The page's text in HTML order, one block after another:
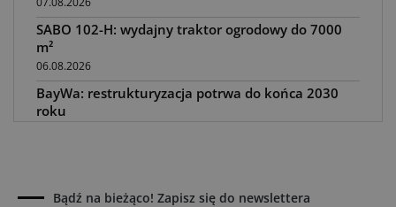
SABO 102-H: wydajny traktor ogrodowy do 7000
m²
06.08.2026
BayWa: restrukturyzacja potrwa do końca 2030
roku
04.08.2026
Bądź na bieżąco! Zapisz się do newslettera